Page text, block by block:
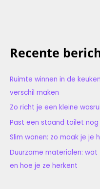
Recente
Ruimte winnen in de
verschil maken
Zo richt je een kleine
Past een staand toilet
Slim wonen: zo maak je je
Duurzame materialen:
en hoe je ze herkent